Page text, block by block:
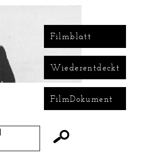
Filmblatt
Wiederentdeckt
FilmDokument